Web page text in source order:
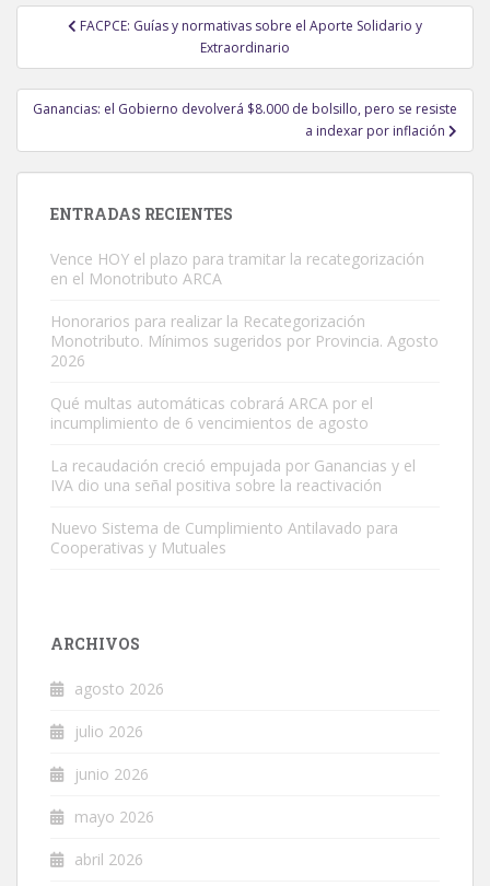
Navegación
entradas
FACPCE: Guías y normativas sobre el Aporte Solidario y
Extraordinario
Ganancias: el Gobierno devolverá $8.000 de bolsillo, pero se resiste
a indexar por inflación
ENTRADAS RECIENTES
Vence HOY el plazo para tramitar la recategorización
en el Monotributo ARCA
Honorarios para realizar la Recategorización
Monotributo. Mínimos sugeridos por Provincia. Agosto
2026
Qué multas automáticas cobrará ARCA por el
incumplimiento de 6 vencimientos de agosto
La recaudación creció empujada por Ganancias y el
IVA dio una señal positiva sobre la reactivación
Nuevo Sistema de Cumplimiento Antilavado para
Cooperativas y Mutuales
ARCHIVOS
agosto 2026
julio 2026
junio 2026
mayo 2026
abril 2026